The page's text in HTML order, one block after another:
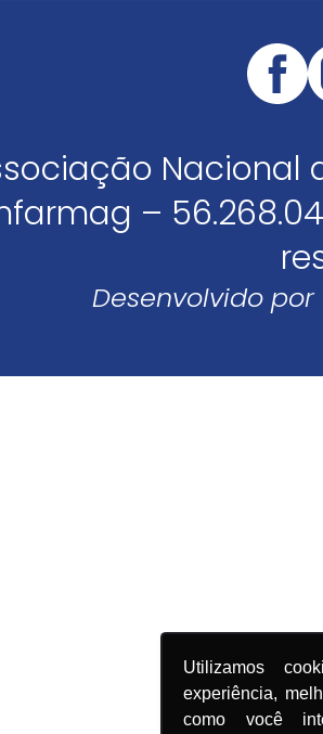
Utilizamos
experiência,
como você
Nacional
–
Desenvolvido por